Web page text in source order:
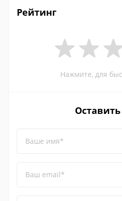
Рейтинг
Нажмите, для
Ваше имя*
Ваш email*